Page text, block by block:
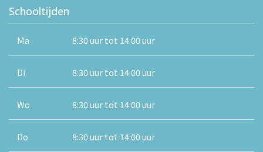
Schooltijden
Ma 8:30 uur tot 14:00 uur
Di 8:30 uur tot 14:00 uur
Wo 8:30 uur tot 14:00 uur
Do 8:30 uur tot 14:00 uur